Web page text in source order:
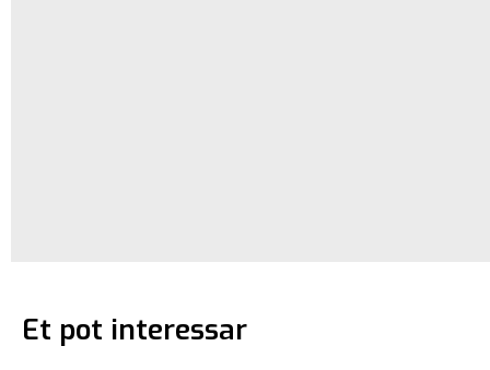
Et pot interessar